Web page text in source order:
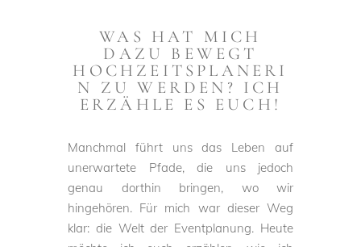
WAS HAT MICH
DAZU BEWEGT
HOCHZEITSPLANERI
N ZU WERDEN? ICH
ERZÄHLE ES EUCH!
Manchmal führt uns das Leben auf
unerwartete Pfade, die uns jedoch
genau dorthin bringen, wo wir
hingehören. Für mich war dieser Weg
klar: die Welt der Eventplanung. Heute